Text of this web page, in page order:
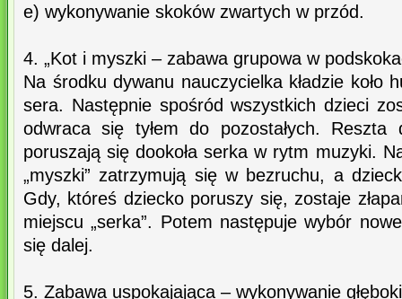
e) wykonywanie skoków zwartych w przód.
4. „Kot i myszki – zabawa grupowa w
Na środku dywanu nauczycielka kładzie koło
sera. Następnie spośród wszystkich dzieci
odwraca się tyłem do pozostałych. Reszta
poruszają się dookoła serka w rytm muzyki.
„myszki” zatrzymują się w bezruchu, a
Gdy, któreś dziecko poruszy się, zostaje
miejscu „serka”. Potem następuje wybór
się dalej.
5. Zabawa uspokajająca – wykonywanie